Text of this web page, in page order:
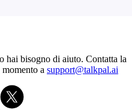
hai bisogno di aiuto. Contatta la
a support@talkpal.ai